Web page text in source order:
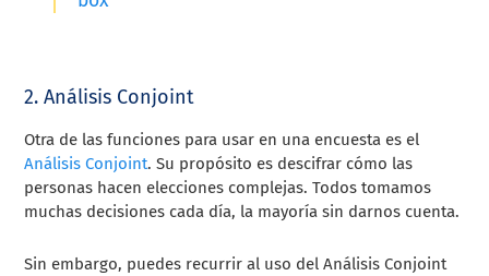
2. Análisis Conjoint
Otra de las funciones para usar en una encuesta es el
Análisis Conjoint. Su propósito es descifrar cómo las
personas hacen elecciones complejas. Todos tomamos
muchas decisiones cada día, la mayoría sin darnos cuenta.
Sin embargo, puedes recurrir al uso del Análisis Conjoint